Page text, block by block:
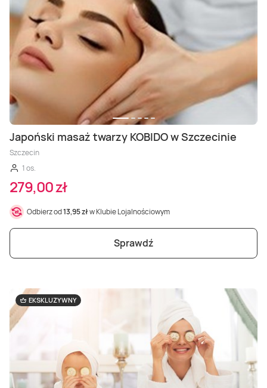
Japoński masaż twarzy KOBIDO w Szczecinie
Szczecin
1 os.
279,00 zł
Odbierz od13,95 złw Klubie Lojalnościowym
Sprawdź
EKSKLUZYWNY